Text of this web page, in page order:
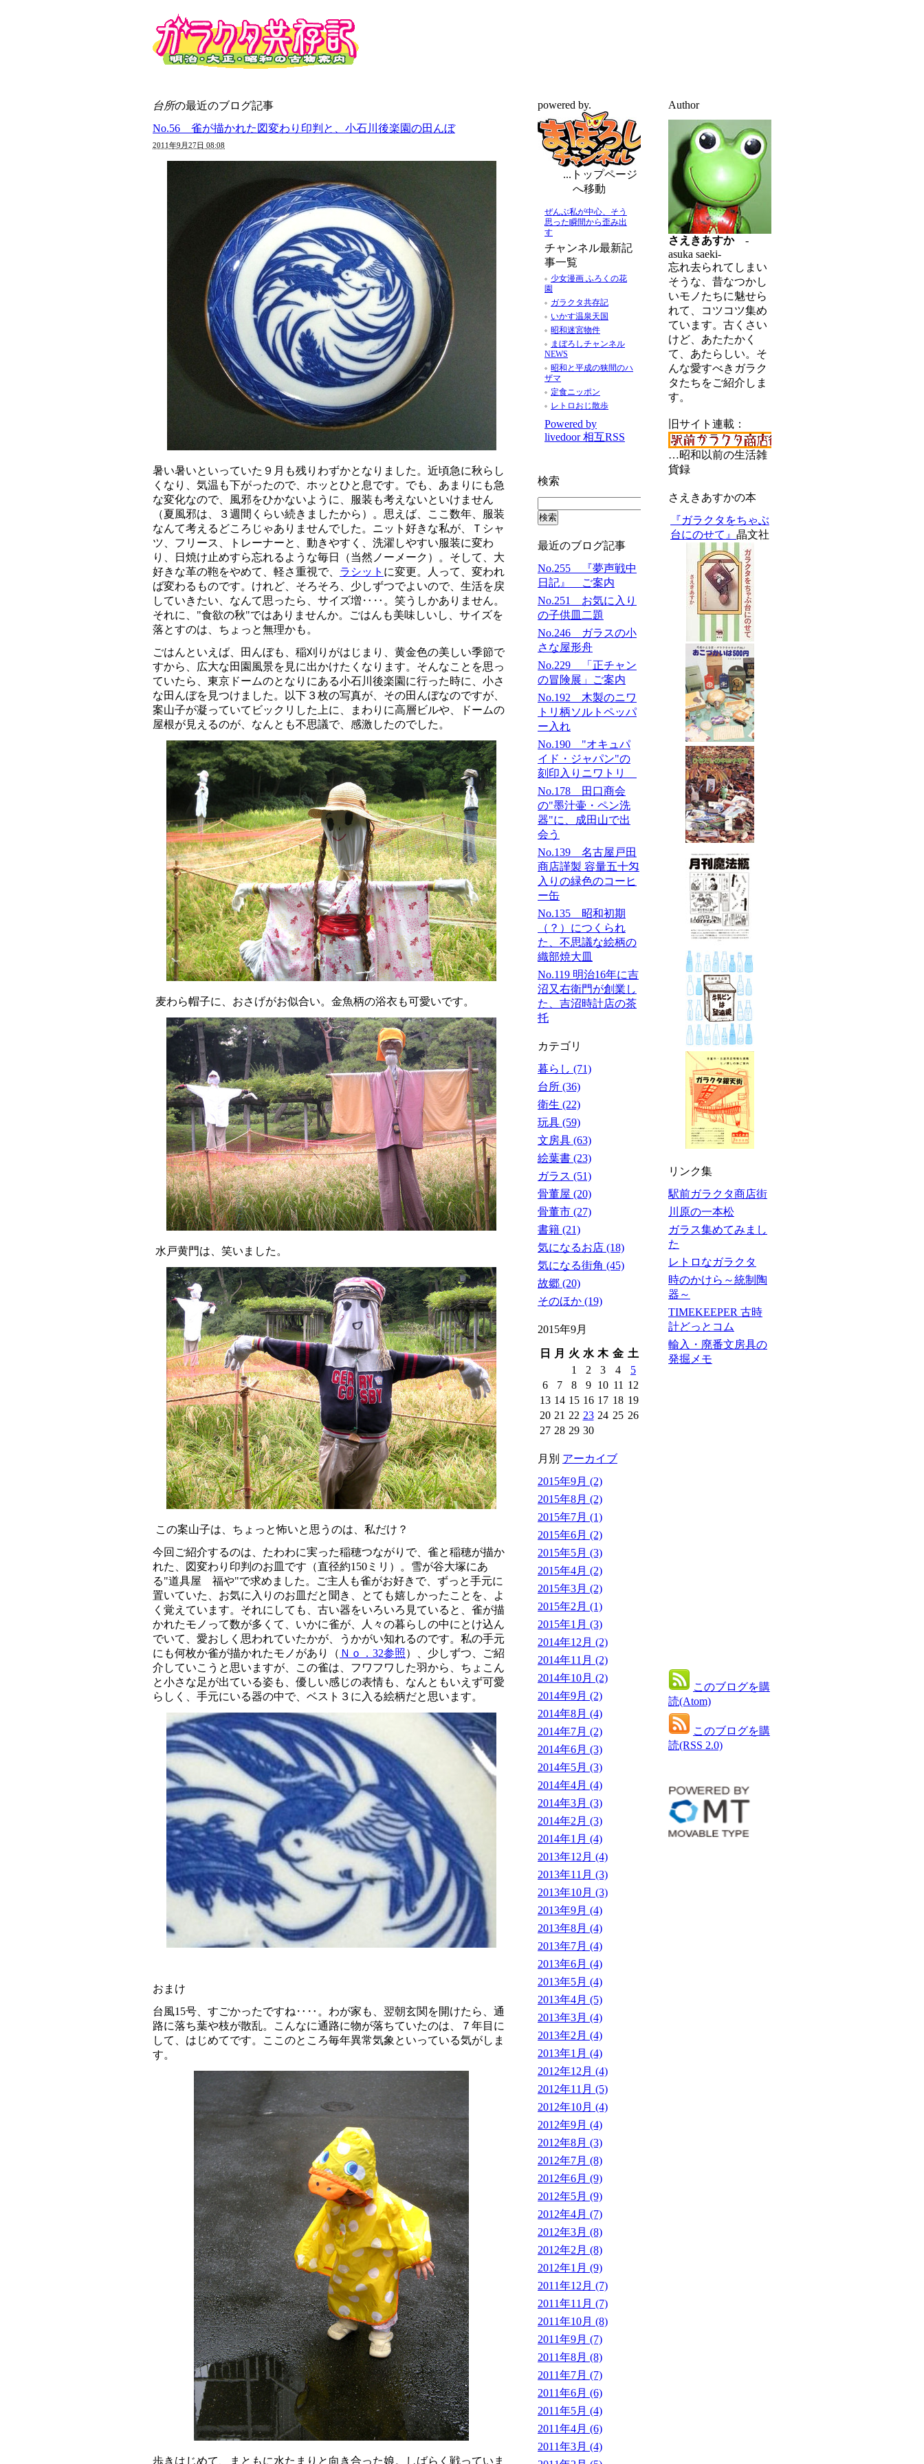
台所の最近のブログ記事
No.56 雀が描かれた図変わり印判と、小石川後楽園の田んぼ
2011年9月27日 08:08
暑い暑いといっていた９月も残りわずかとなりました。近頃急に秋らし
くなり、気温も下がったので、ホッとひと息です。でも、あまりにも急
な変化なので、風邪をひかないように、服装も考えないといけません
（夏風邪は、３週間くらい続きましたから）。思えば、ここ数年、服装
なんて考えるどころじゃありませんでした。ニット好きな私が、Ｔシャ
ツ、フリース、トレーナーと、動きやすく、洗濯しやすい服装に変わ
り、日焼け止めすら忘れるような毎日（当然ノーメーク）。そして、大
好きな革の鞄をやめて、軽さ重視で、 ラシット に変更。人って、変われ
ば変わるものです。けれど、そろそろ、少しずつでよいので、生活を戻
していきたい、なんて思ったら、サイズ増‥‥。笑うしかありません。
それに、"食欲の秋"ではありませんか。ごはんも美味しいし、サイズを
落とすのは、ちょっと無理かも。
ごはんといえば、田んぼも、稲刈りがはじまり、黄金色の美しい季節で
すから、広大な田園風景を見に出かけたくなります。そんなことを思っ
ていたら、東京ドームのとなりにある小石川後楽園に行った時に、小さ
な田んぼを見つけました。以下３枚の写真が、その田んぼなのですが、
案山子が凝っていてビックリした上に、まわりに高層ビルや、ドームの
屋根が見えるのが、なんとも不思議で、感激したのでした。
麦わら帽子に、おさげがお似合い。金魚柄の浴衣も可愛いです。
水戸黄門は、笑いました。
この案山子は、ちょっと怖いと思うのは、私だけ？
今回ご紹介するのは、たわわに実った稲穂つながりで、雀と稲穂が描か
れた、図変わり印判のお皿です（直径約150ミリ）。雪が谷大塚にあ
る"道具屋 福や"で求めました。ご主人も雀がお好きで、ずっと手元に
置いていた、お気に入りのお皿だと聞き、とても嬉しかったことを、よ
く覚えています。それにしても、古い器をいろいろ見ていると、雀が描
かれたモノって数が多くて、いかに雀が、人々の暮らしの中にとけ込ん
でいて、愛おしく思われていたかが、うかがい知れるのです。私の手元
にも何枚か雀が描かれたモノがあり（ Ｎｏ．32参照）、少しずつ、ご紹
介していこうと思いますが、この雀は、フワフワした羽から、ちょこん
と小さな足が出ている姿も、優しい感じの表情も、なんともいえず可愛
らしく、手元にいる器の中で、ベスト３に入る絵柄だと思います。
おまけ
台風15号、すごかったですね‥‥。わが家も、翌朝玄関を開けたら、通
路に落ち葉や枝が散乱。こんなに通路に物が落ちていたのは、７年目に
して、はじめてです。ここのところ毎年異常気象といっている気がしま
す。
歩きはじめて、まともに水たまりと向き合った娘。しばらく戦っていま
Author
さえきあすか-
asuka saeki-
忘れ去られてしまい
そうな、昔なつかし
いモノたちに魅せら
れて、コツコツ集め
ています。古くさい
けど、あたたかく
て、あたらしい。そ
んな愛すべきガラク
タたちをご紹介しま
す。
旧サイト連載：
…昭和以前の生活雑
貨録
さえきあすかの本
『ガラクタをちゃぶ
台にのせて』 晶文社
リンク集
駅前ガラクタ商店街
川原の一本松
ガラス集めてみまし
た
レトロなガラクタ
時のかけら～統制陶
器～
TIMEKEEPER 古時
計どっとコム
輸入・廃番文房具の
発掘メモ
このブログを購
読(Atom)
このブログを購
読(RSS 2.0)
powered by.
...トップページ
へ移動
ぜんぶ私が中心、そう
思った瞬間から歪み出
す
チャンネル最新記
事一覧
少女漫画 ふろくの花
園
ガラクタ共存記
いかす温泉天国
昭和迷宮物件
まぼろしチャンネル
NEWS
昭和と平成の狭間のハ
ザマ
定食ニッポン
レトロおじ散歩
Powered by
livedoor 相互RSS
検索
最近のブログ記事
No.255 『夢声戦中
日記』 ご案内
No.251 お気に入り
の子供皿二題
No.246 ガラスの小
さな屋形舟
No.229 「正チャン
の冒険展」ご案内
No.192 木製のニワ
トリ柄ソルトペッパ
ー入れ
No.190 "オキュパ
イド・ジャパン"の
刻印入りニワトリ
No.178 田口商会
の"墨汁壷・ペン洗
器"に、成田山で出
会う
No.139 名古屋戸田
商店謹製 容量五十匁
入りの緑色のコーヒ
ー缶
No.135 昭和初期
（？）につくられ
た、不思議な絵柄の
織部焼大皿
No.119 明治16年に吉
沼又右衛門が創業し
た、吉沼時計店の茶
托
カテゴリ
暮らし (71)
台所 (36)
衛生 (22)
玩具 (59)
文房具 (63)
絵葉書 (23)
ガラス (51)
骨董屋 (20)
骨董市 (27)
書籍 (21)
気になるお店 (18)
気になる街角 (45)
故郷 (20)
そのほか (19)
2015年9月
日 月 火 水 木 金 土
1
2 3 4
5
6
7 8 9 10 11 12
13 14 15 16 17 18 19
20 21 22 23 24 25 26
27 28 29 30
月別 アーカイブ
2015年9月 (2)
2015年8月 (2)
2015年7月 (1)
2015年6月 (2)
2015年5月 (3)
2015年4月 (2)
2015年3月 (2)
2015年2月 (1)
2015年1月 (3)
2014年12月 (2)
2014年11月 (2)
2014年10月 (2)
2014年9月 (2)
2014年8月 (4)
2014年7月 (2)
2014年6月 (3)
2014年5月 (3)
2014年4月 (4)
2014年3月 (3)
2014年2月 (3)
2014年1月 (4)
2013年12月 (4)
2013年11月 (3)
2013年10月 (3)
2013年9月 (4)
2013年8月 (4)
2013年7月 (4)
2013年6月 (4)
2013年5月 (4)
2013年4月 (5)
2013年3月 (4)
2013年2月 (4)
2013年1月 (4)
2012年12月 (4)
2012年11月 (5)
2012年10月 (4)
2012年9月 (4)
2012年8月 (3)
2012年7月 (8)
2012年6月 (9)
2012年5月 (9)
2012年4月 (7)
2012年3月 (8)
2012年2月 (8)
2012年1月 (9)
2011年12月 (7)
2011年11月 (7)
2011年10月 (8)
2011年9月 (7)
2011年8月 (8)
2011年7月 (7)
2011年6月 (6)
2011年5月 (4)
2011年4月 (6)
2011年3月 (4)